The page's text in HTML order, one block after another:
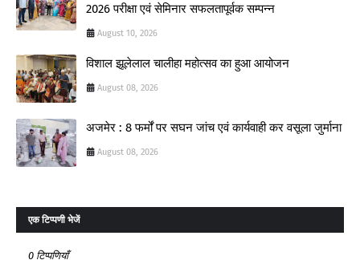
2026 परीक्षा एवं सेमिनार सफलतापूर्वक सम्पन्न
August 10, 2026
विशाल झूलेलाल चालीहा महोत्सव का हुआ आयोजन
August 08, 2026
अजमेर : 8 फर्मों पर सघन जांच एवं कार्यवाही कर वसूला जुर्माना
August 08, 2026
एक टिप्पणी भेजें
0 टिप्पणियाँ